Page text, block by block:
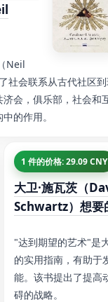
Neil
社会联系从古代社区
会，俱乐部，社会和
的作用。
1 件的价格: 29.09 CNY
大卫·施瓦茨（
Schwartz）想要
"达到期望的艺术"是
的实用指南，有助于
能。该书提出了提高
碍的战略。